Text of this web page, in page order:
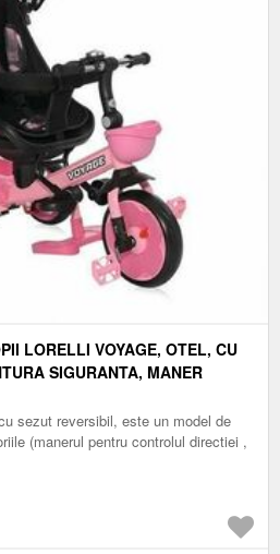
LORELLI VOYAGE, OTEL, CU
SIGURANTA, MANER
SPUMA EVA, 1-5 ANI, ROZ
sezut reversibil, este un model de
(manerul pentru controlul directiei ,